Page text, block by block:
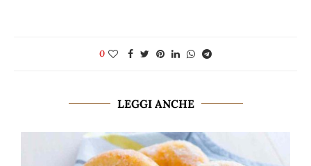
0
LEGGI ANCHE